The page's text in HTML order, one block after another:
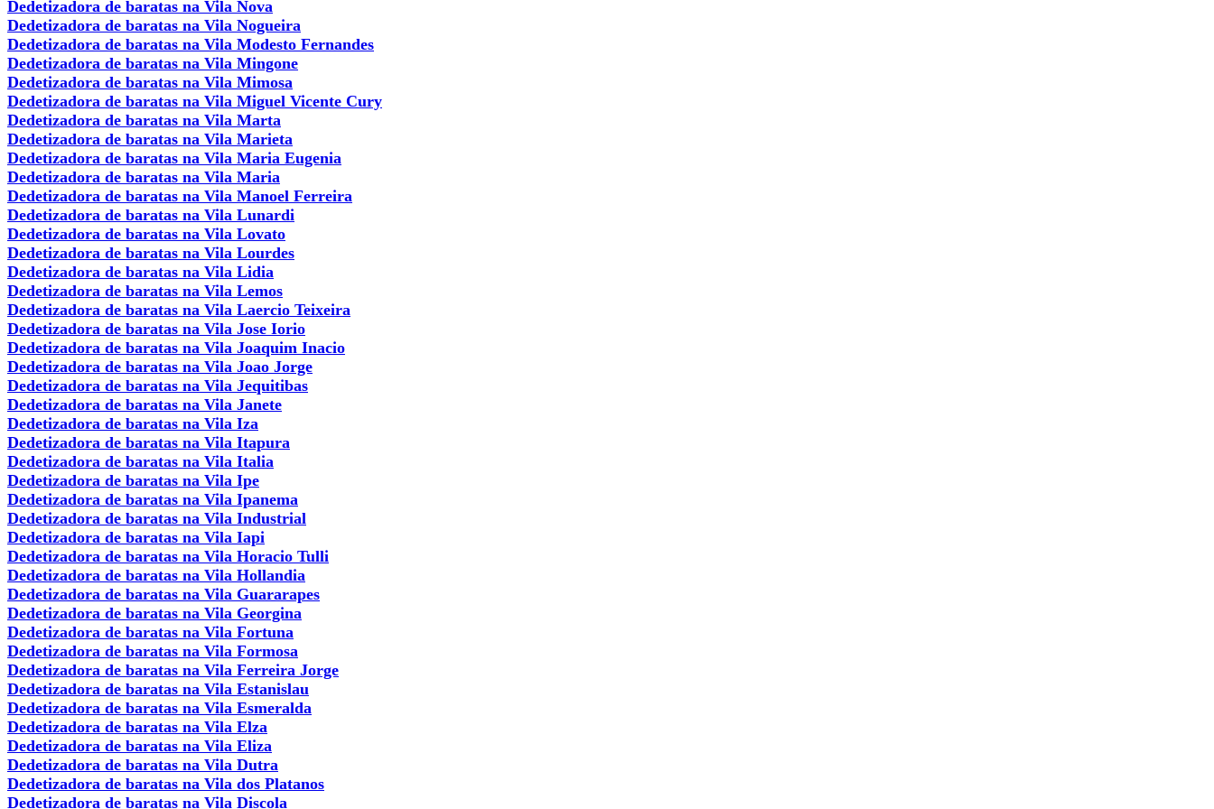
Dedetizadora de baratas na Vila Nova
Dedetizadora de baratas na Vila Nogueira
Dedetizadora de baratas na Vila Modesto Fernandes
Dedetizadora de baratas na Vila Mingone
Dedetizadora de baratas na Vila Mimosa
Dedetizadora de baratas na Vila Miguel Vicente Cury
Dedetizadora de baratas na Vila Marta
Dedetizadora de baratas na Vila Marieta
Dedetizadora de baratas na Vila Maria Eugenia
Dedetizadora de baratas na Vila Maria
Dedetizadora de baratas na Vila Manoel Ferreira
Dedetizadora de baratas na Vila Lunardi
Dedetizadora de baratas na Vila Lovato
Dedetizadora de baratas na Vila Lourdes
Dedetizadora de baratas na Vila Lidia
Dedetizadora de baratas na Vila Lemos
Dedetizadora de baratas na Vila Laercio Teixeira
Dedetizadora de baratas na Vila Jose Iorio
Dedetizadora de baratas na Vila Joaquim Inacio
Dedetizadora de baratas na Vila Joao Jorge
Dedetizadora de baratas na Vila Jequitibas
Dedetizadora de baratas na Vila Janete
Dedetizadora de baratas na Vila Iza
Dedetizadora de baratas na Vila Itapura
Dedetizadora de baratas na Vila Italia
Dedetizadora de baratas na Vila Ipe
Dedetizadora de baratas na Vila Ipanema
Dedetizadora de baratas na Vila Industrial
Dedetizadora de baratas na Vila Iapi
Dedetizadora de baratas na Vila Horacio Tulli
Dedetizadora de baratas na Vila Hollandia
Dedetizadora de baratas na Vila Guararapes
Dedetizadora de baratas na Vila Georgina
Dedetizadora de baratas na Vila Fortuna
Dedetizadora de baratas na Vila Formosa
Dedetizadora de baratas na Vila Ferreira Jorge
Dedetizadora de baratas na Vila Estanislau
Dedetizadora de baratas na Vila Esmeralda
Dedetizadora de baratas na Vila Elza
Dedetizadora de baratas na Vila Eliza
Dedetizadora de baratas na Vila Dutra
Dedetizadora de baratas na Vila dos Platanos
Dedetizadora de baratas na Vila Discola